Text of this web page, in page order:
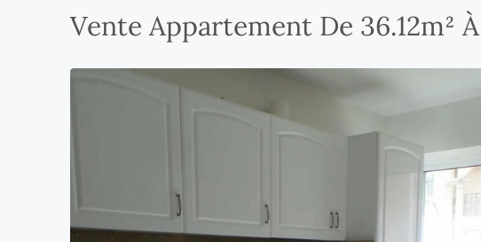
Vente Appartement De 36.12m²